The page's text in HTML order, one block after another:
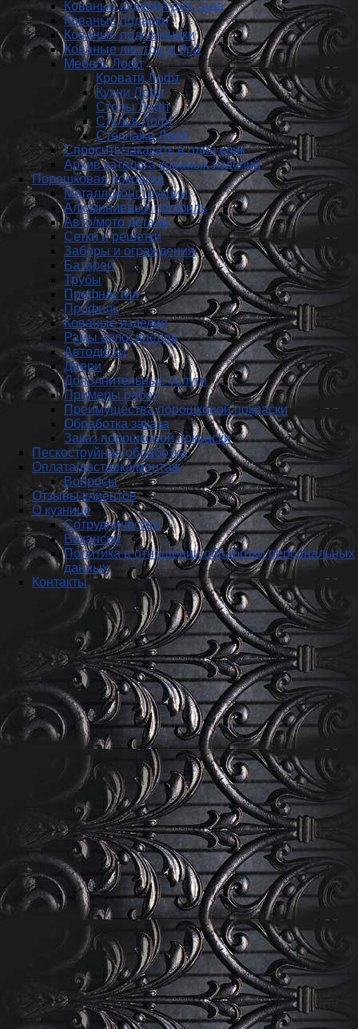
Кованые изделия для сада
Кованые подарки
Кованые подсвечники
Кованые люстры и бра
Мебель Лофт
Кровати Лофт
Кухни Лофт
Столы Лофт
Стулья Лофт
Стеллажи Лофт
Спросить/заказать в один клик
Архив каталога кованых изделий
Порошковая покраска
Металлоконструкции
Алюминиевый профиль
Авто/мото детали
Сетки и решетки
Заборы и ограждения
Батареи
Трубы
Профнастил
Профиль
Кованые изделия
Рамы велосипедов
Автодиски
Двери
Дополнительные услуги
Примеры работ
Преимущества порошковой покраски
Обработка заказа
Заказ порошковой покраски
Пескоструйная обработка
Оплата/доставка/монтаж
Вопросы
Отзывы клиентов
О кузнице
Сотрудничество
Вакансии
Политика в отношении обработки персональных
данных
Контакты